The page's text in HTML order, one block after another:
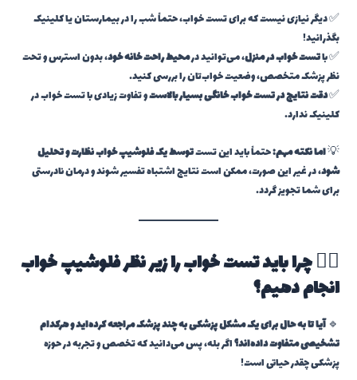
✅ دیگر نیازی نیست که برای تست خواب، حتماً شب را در بیمارستان یا کلینیک
بگذرانید!
✅ باتست خواب در منزل، می‌توانید درمحیط راحت خانه خود، بدون استرس و تحت
نظر پزشک متخصص، وضعیت خواب‌تان را بررسی کنید.
✅دقت نتایج در تست خواب خانگی بسیار بالاستو تفاوت زیادی با تست خواب در
کلینیک ندارد.
💡اما نکته مهم:حتماً باید این تستتوسط یک فلوشیپ خواب نظارت و تحلیل
شود، در غیر این صورت، ممکن است نتایج اشتباه تفسیر شوند و درمان نادرستی
برای شما تجویز گردد.
👨‍⚕️ چرا باید تست خواب را زیر نظر فلوشیپ خواب
انجام دهیم؟
🔹آیا تا به حال برای یک مشکل پزشکی به چند پزشک مراجعه کرده‌اید و هرکدام
تشخیصی متفاوت داده‌اند؟اگر بله، پس می‌دانید که تخصص و تجربه در حوزه
پزشکی چقدر حیاتی است!